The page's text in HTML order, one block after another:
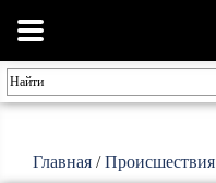
Главная /Происшествия